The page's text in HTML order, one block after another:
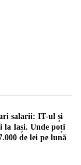
salarii: IT-ul și
la Iași. Unde poți
de lei pe lună